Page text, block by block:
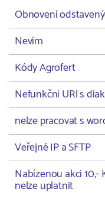
Obnovení
Nevím
Kódy Agrofert
Nefunkční URl s
nelze pracovat s
Veřejné IP a SFTP
Nabízenou akci
nelze uplatnit